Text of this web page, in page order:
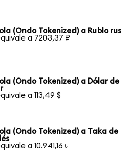
(Ondo Tokenized) a Rublo
a 7203,37 ₽
(Ondo Tokenized) a Dólar de
a 113,49 $
(Ondo Tokenized) a Taka de
a 10.941,16 ৳